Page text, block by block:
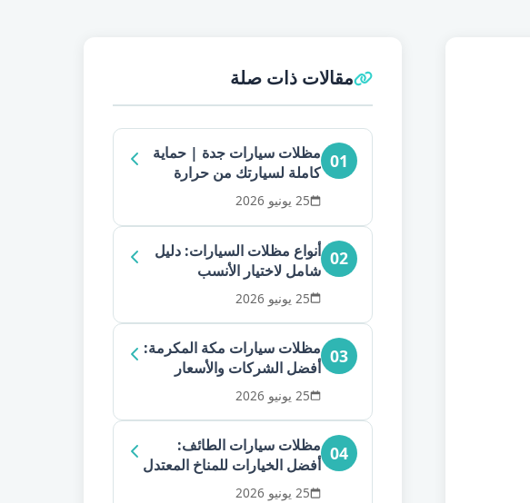
مقالات ذات صلة
01 مظلات سيارات جدة | حماية
كاملة لسيارتك من حرارة
الشمس
25 يونيو 2026
02 أنواع مظلات السيارات: دليل
شامل لاختيار الأنسب
25 يونيو 2026
03 مظلات سيارات مكة المكرمة:
أفضل الشركات والأسعار
25 يونيو 2026
04 مظلات سيارات الطائف:
أفضل الخيارات للمناخ المعتدل
25 يونيو 2026